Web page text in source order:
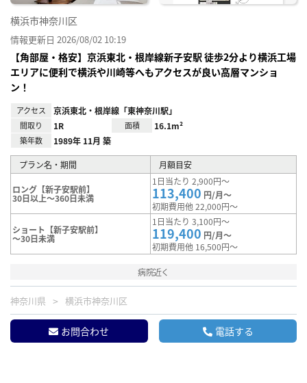
横浜市神奈川区
情報更新日 2026/08/02 10:19
【角部屋・格安】京浜東北・根岸線新子安駅 徒歩2分より横浜工場
エリアに便利で横浜や川崎等へもアクセスが良い高層マンショ
ン！
アクセス 京浜東北・根岸線「東神奈川駅」
間取り 1R 面積 16.1m²
築年数 1989年 11月 築
プラン名・期間 月額目安
ロング【新子安駅前】
30日以上～360日未満
1日当たり 2,900円～
113,400 円/月～
初期費用他 22,000円～
ショート【新子安駅前】
～30日未満
1日当たり 3,100円～
119,400 円/月～
初期費用他 16,500円～
病院近く
神奈川県 横浜市神奈川区
お問合わせ 電話する